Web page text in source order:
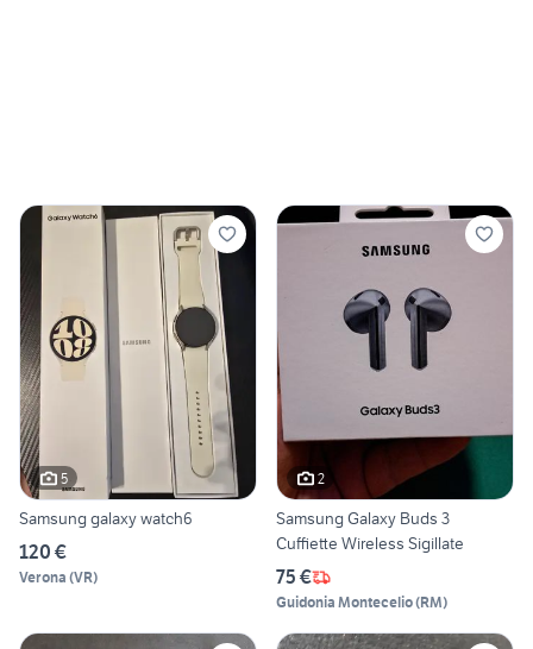
5
Samsung galaxy watch6
120 €
Verona (VR)
2
Samsung Galaxy Buds 3
Cuffiette Wireless Sigillate
75 €
Guidonia Montecelio(RM)